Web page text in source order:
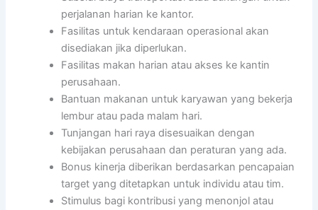
perjalanan harian ke kantor.
Fasilitas untuk kendaraan operasional akan
disediakan jika diperlukan.
Fasilitas makan harian atau akses ke kantin
perusahaan.
Bantuan makanan untuk karyawan yang bekerja
lembur atau pada malam hari.
Tunjangan hari raya disesuaikan dengan
kebijakan perusahaan dan peraturan yang ada.
Bonus kinerja diberikan berdasarkan pencapaian
target yang ditetapkan untuk individu atau tim.
Stimulus bagi kontribusi yang menonjol atau